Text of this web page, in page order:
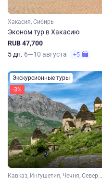
Хакасия, Сибирь
Эконом тур в Хакасию
RUB 47,700
5 дн. 6—10 августа +5
Экскурсионные туры
-3%
Кавказ, Ингушетия, Чечня, Северная Осетия